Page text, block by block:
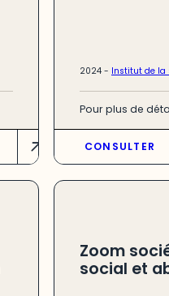
2024 - Institut de la
Pour plus de
CONSULTER
Zoom
social et